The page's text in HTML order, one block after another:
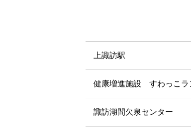
上諏訪駅
健康増進施設 すわっこラ
諏訪湖間欠泉センター